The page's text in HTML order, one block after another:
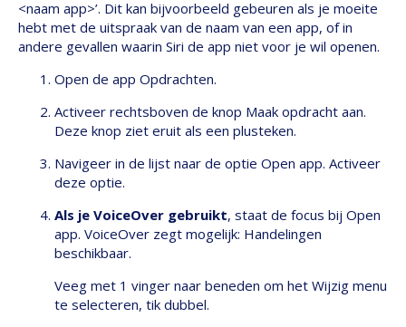
<naam app>’. Dit kan bijvoorbeeld gebeuren als je moeite
hebt met de uitspraak van de naam van een app, of in
andere gevallen waarin Siri de app niet voor je wil openen.
Open de app Opdrachten.
Activeer rechtsboven de knop Maak opdracht aan.
Deze knop ziet eruit als een plusteken.
Navigeer in de lijst naar de optie Open app. Activeer
deze optie.
Als je VoiceOver gebruikt, staat de focus bij Open
app. VoiceOver zegt mogelijk: Handelingen
beschikbaar.
Veeg met 1 vinger naar beneden om het Wijzig menu
te selecteren, tik dubbel.